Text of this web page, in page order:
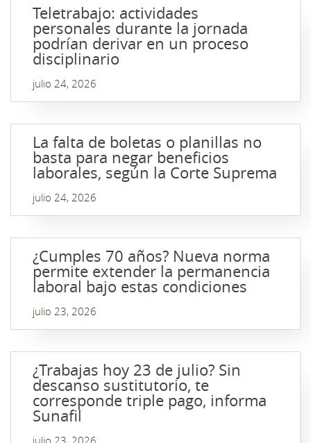
Teletrabajo: actividades
personales durante la jornada
podrían derivar en un proceso
disciplinario
julio 24, 2026
La falta de boletas o planillas no
basta para negar beneficios
laborales, según la Corte Suprema
julio 24, 2026
¿Cumples 70 años? Nueva norma
permite extender la permanencia
laboral bajo estas condiciones
julio 23, 2026
¿Trabajas hoy 23 de julio? Sin
descanso sustitutorio, te
corresponde triple pago, informa
Sunafil
julio 23, 2026